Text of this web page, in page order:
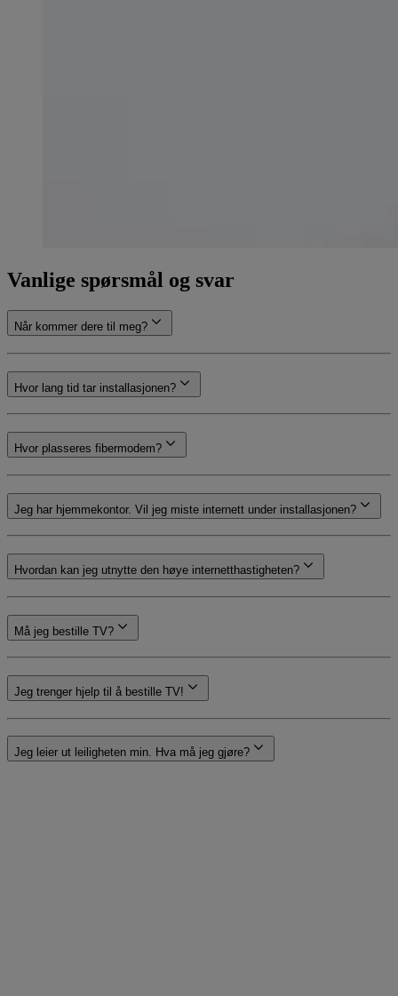
Vanlige spørsmål og svar
Når kommer dere til meg?
Hvor lang tid tar installasjonen?
Hvor plasseres fibermodem?
Jeg har hjemmekontor. Vil jeg miste internett under installasjonen?
Hvordan kan jeg utnytte den høye internetthastigheten?
Må jeg bestille TV?
Jeg trenger hjelp til å bestille TV!
Jeg leier ut leiligheten min. Hva må jeg gjøre?